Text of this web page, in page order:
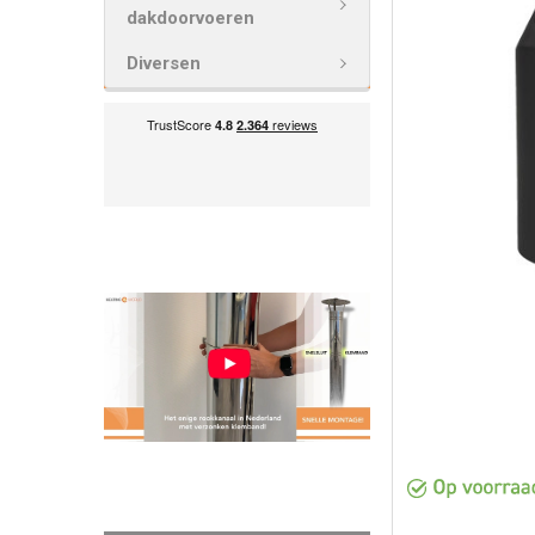
dakdoorvoeren
Diversen
TOE AAN